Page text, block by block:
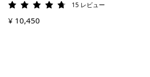
評価: 4.7 / 5
15 レビュー
¥ 10,450